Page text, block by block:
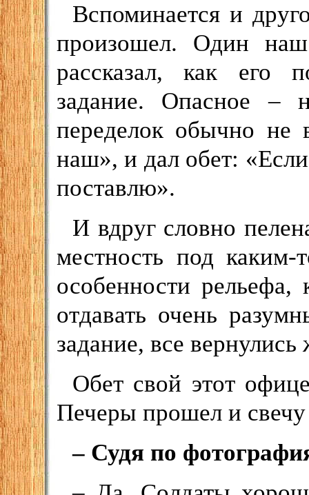
Вспоминается и
произошел. Один
рассказал, как его
задание. Опасное –
переделок обычно не
наш», и дал обет:
поставлю».
И вдруг словно
местность под каким-
особенности
отдавать очень
задание, все
Обет свой этот
Печеры прошел и свечу
– Судя по